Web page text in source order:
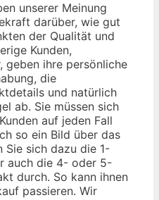
unserer Meinung
darüber, wie gut
der Qualität und
Kunden,
geben ihre persönliche
die
und natürlich
ab. Sie müssen sich
auf jeden Fall
so ein Bild über das
Sie sich dazu die 1-
auch die 4- oder 5-
durch. So kann ihnen
passieren. Wir